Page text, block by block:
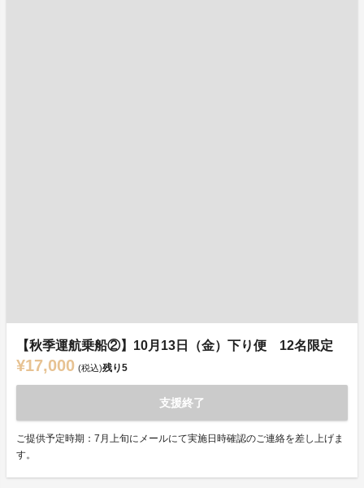
【秋季運航乗船②】10月13日（金）下り便 12名限定
¥17,000 (税込)残り5
支援終了
ご提供予定時期：7月上旬にメールにて実施日時確認のご連絡を差し上げま
す。